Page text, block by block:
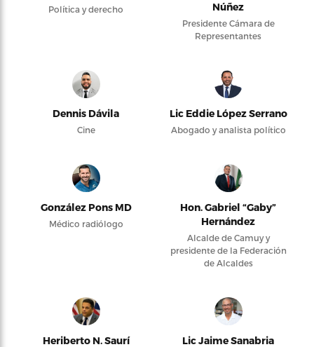
Política y derecho
Núñez
Presidente Cámara de
Representantes
Dennis Dávila
Cine
Lic Eddie López Serrano
Abogado y analista político
González Pons MD
Médico radiólogo
Hon. Gabriel “Gaby”
Hernández
Alcalde de Camuy y
presidente de la Federación
de Alcaldes
Heriberto N. Saurí Lic Jaime Sanabria